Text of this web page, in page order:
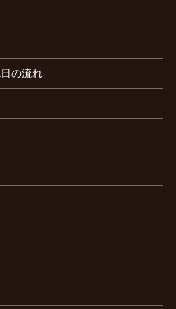
の流れ